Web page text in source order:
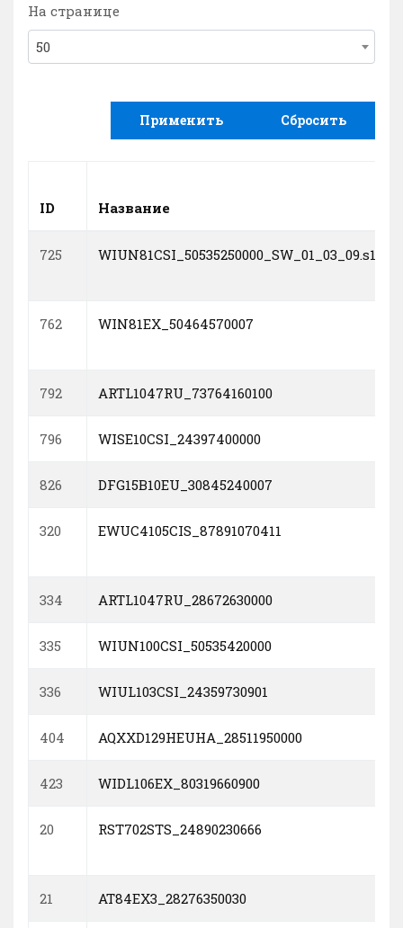
На странице
50
Применить Сбросить
ID Название
725 WIUN81CSI_50535250000_SW_01_03_09.s19
762 WIN81EX_50464570007
792 ARTL1047RU_73764160100
796 WISE10CSI_24397400000
826 DFG15B10EU_30845240007
320 EWUC4105CIS_87891070411
334 ARTL1047RU_28672630000
335 WIUN100CSI_50535420000
336 WIUL103CSI_24359730901
404 AQXXD129HEUHA_28511950000
423 WIDL106EX_80319660900
20 RST702STS_24890230666
21 AT84EX3_28276350030